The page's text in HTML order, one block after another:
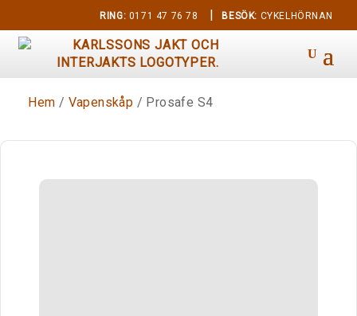
RING: 0171 47 76 78 | BESÖK: CYKELHÖRNAN
Hem / Vapenskåp / Prosafe S4